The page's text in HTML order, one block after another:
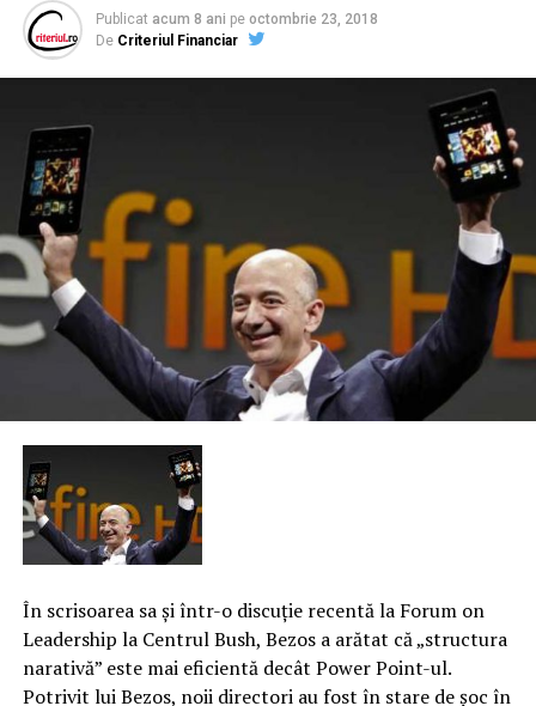
Publicat acum 8 ani pe octombrie 23, 2018
De Criteriul Financiar
În scrisoarea sa şi într-o discuţie recentă la Forum on
Leadership la Centrul Bush, Bezos a arătat că „structura
narativă” este mai eficientă decât Power Point-ul.
Potrivit lui Bezos, noii directori au fost în stare de şoc în